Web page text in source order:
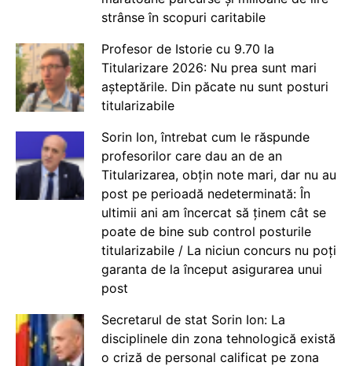
strânse în scopuri caritabile
Profesor de Istorie cu 9.70 la
Titularizare 2026: Nu prea sunt mari
așteptările. Din păcate nu sunt posturi
titularizabile
Sorin Ion, întrebat cum le răspunde
profesorilor care dau an de an
Titularizarea, obțin note mari, dar nu au
post pe perioadă nedeterminată: În
ultimii ani am încercat să ținem cât se
poate de bine sub control posturile
titularizabile / La niciun concurs nu poți
garanta de la început asigurarea unui
post
Secretarul de stat Sorin Ion: La
disciplinele din zona tehnologică există
o criză de personal calificat pe zona